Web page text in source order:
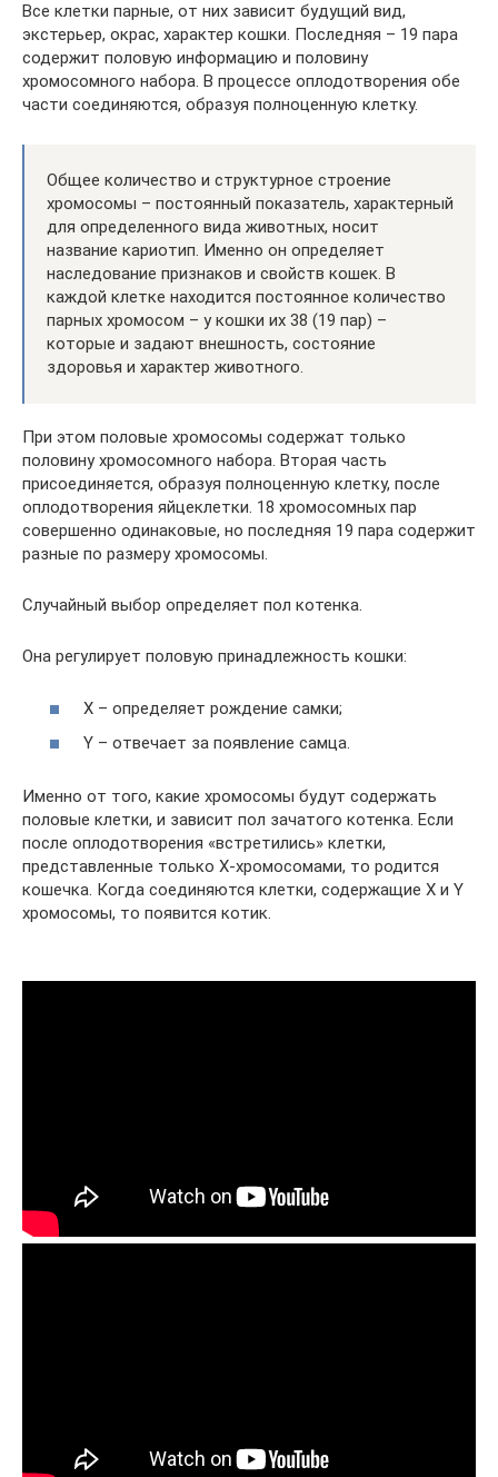
Все клетки парные, от них зависит будущий вид,
экстерьер, окрас, характер кошки. Последняя – 19 пара
содержит половую информацию и половину
хромосомного набора. В процессе оплодотворения обе
части соединяются, образуя полноценную клетку.
Общее количество и структурное строение
хромосомы – постоянный показатель, характерный
для определенного вида животных, носит
название кариотип. Именно он определяет
наследование признаков и свойств кошек. В
каждой клетке находится постоянное количество
парных хромосом – у кошки их 38 (19 пар) –
которые и задают внешность, состояние
здоровья и характер животного.
При этом половые хромосомы содержат только
половину хромосомного набора. Вторая часть
присоединяется, образуя полноценную клетку, после
оплодотворения яйцеклетки. 18 хромосомных пар
совершенно одинаковые, но последняя 19 пара содержит
разные по размеру хромосомы.
Случайный выбор определяет пол котенка.
Она регулирует половую принадлежность кошки:
Х – определяет рождение самки;
Y – отвечает за появление самца.
Именно от того, какие хромосомы будут содержать
половые клетки, и зависит пол зачатого котенка. Если
после оплодотворения «встретились» клетки,
представленные только Х-хромосомами, то родится
кошечка. Когда соединяются клетки, содержащие Х и Y
хромосомы, то появится котик.